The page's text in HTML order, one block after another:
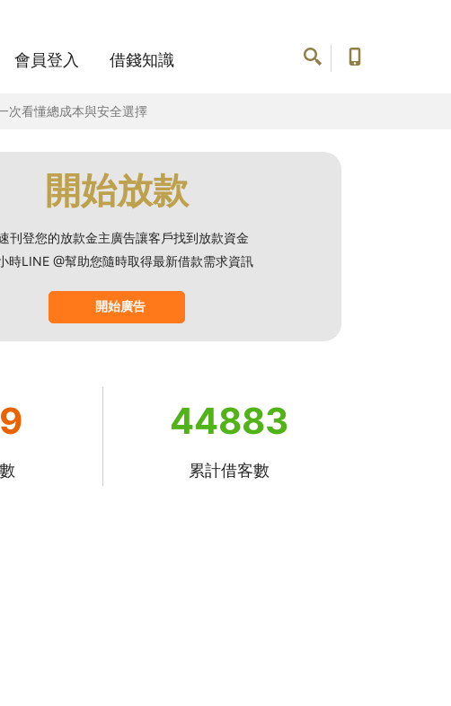
會員登入 借錢知識
次看懂總成本與安全選擇
開始放款
刊登您的放款金主廣告讓客戶找到放款資金
時LINE @幫助您隨時取得最新借款需求資訊
開始廣告
44883
累計借客數